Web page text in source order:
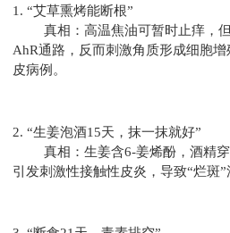
1. “艾草熏烤能断根”
真相：高温焦油可暂时止痒，
AhR通路，反而刺激角质形成细胞
皮病例。
2. “生姜泡酒15天，抹一抹就好”
真相：生姜含6-姜烯酚，酒精
引发刺激性接触性皮炎，导致“烂斑”